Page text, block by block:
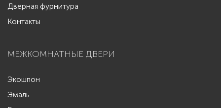
Дверная фурнитура
Контакты
МЕЖКОМНАТНЫЕ ДВЕРИ
Экошпон
Эмаль